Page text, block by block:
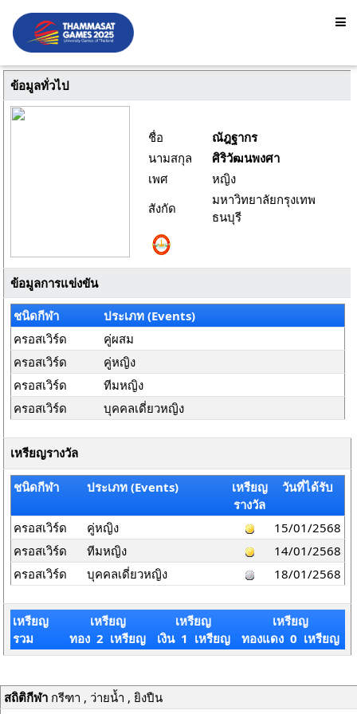
ข้อมูลทั่วไป
ชื่อ
ณัฎฐากร
นามสกุล
ศิริวัฒนพงศา
เพศ
หญิง
สังกัด
มหาวิทยาลัยกรุงเทพ
ธนบุรี
ข้อมูลการแข่งขัน
ชนิดกีฬา
ประเภท (Events)
ครอสเวิร์ด
คู่ผสม
ครอสเวิร์ด
คู่หญิง
ครอสเวิร์ด
ทีมหญิง
ครอสเวิร์ด
บุคคลเดี่ยวหญิง
เหรียญรางวัล
ชนิดกีฬา ประเภท (Events)
เหรียญ
รางวัล
วันที่ได้รับ
ครอสเวิร์ด คู่หญิง
15/01/2568
ครอสเวิร์ด
ทีมหญิง
14/01/2568
ครอสเวิร์ด
บุคคลเดี่ยวหญิง 18/01/2568
เหรียญ
รวม
เหรียญ
ทอง 2 เหรียญ
เหรียญ
เงิน 1 เหรียญ
เหรียญ
ทองแดง 0 เหรียญ
สถิติกีฬากรีฑา , ว่ายน้ำ , ยิงปืน